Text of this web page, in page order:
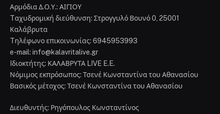
Αρμόδια Δ.Ο.Υ.: ΑΙΓΙΟΥ
Tαχυδρομική διεύθυνση: Στρογγυλό Βουνό 0, 25001
Καλάβρυτα
Tηλέφωνο επικοινωνίας: 6945953993
e-mail: info@kalavritalive.gr
Iδιοκτήτης: ΚΑΛΑΒΡΥΤΑ LIVE E.E.
Νόμιμος εκπρόσωπος: Τσενέ Κωνσταντίνα του Αθανασίου
Βασικός μέτοχος: Τσενέ Κωνσταντίνα του Αθανασίου
Διευθυντής: Ρηγόπουλος Κωνσταντίνος